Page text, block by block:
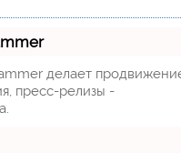
делает
пресс-релизы -